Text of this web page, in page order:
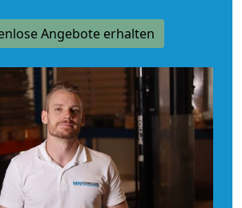
Angebote erhalten